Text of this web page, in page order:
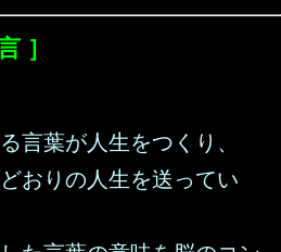
］
言葉が人生をつくり、
おりの人生を送ってい